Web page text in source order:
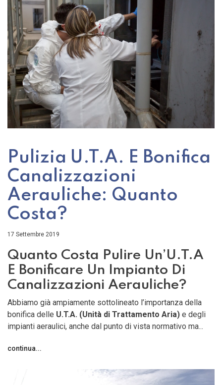
Pulizia U.T.A. E Bonifica
Canalizzazioni
Aerauliche: Quanto
Costa?
17 Settembre 2019
Quanto Costa Pulire Un’U.T.A
E Bonificare Un Impianto Di
Canalizzazioni Aerauliche?
Abbiamo già ampiamente sottolineato l’importanza della
bonifica delle U.T.A. (Unità di Trattamento Aria) e degli
impianti aeraulici, anche dal punto di vista normativo ma...
continua...